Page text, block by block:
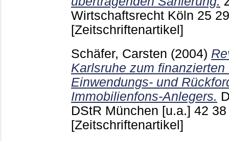
Wirtschaftsrecht Köln 25
[Zeitschriftenartikel]
Schäfer, Carsten (2004)
Karlsruhe zum
Einwendungs- und
Immobilienfons-Anlegers.
DStR München [u.a.] 42
[Zeitschriftenartikel]